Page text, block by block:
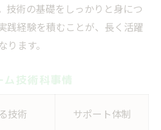
技術の基礎をしっかりと身につ
践経験を積むことが、長く活躍
ます。
技術科事情
技術 サポート体制